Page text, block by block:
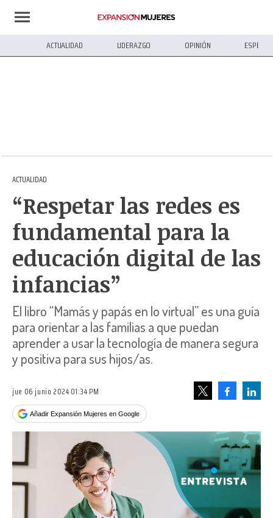
ACTUALIDAD LIDERAZGO OPINIÓN
ACTUALIDAD
“Respetar las redes es
fundamental para la
educación digital de las
infancias”
El libro “Mamás y papás en lo virtual” es una guía
para orientar a las familias a que puedan
aprender a usar la tecnología de manera segura
y positiva para sus hijos/as.
jue 06 junio 2024 01:34 PM
Añadir Expansión Mujeres en Google
Facebook